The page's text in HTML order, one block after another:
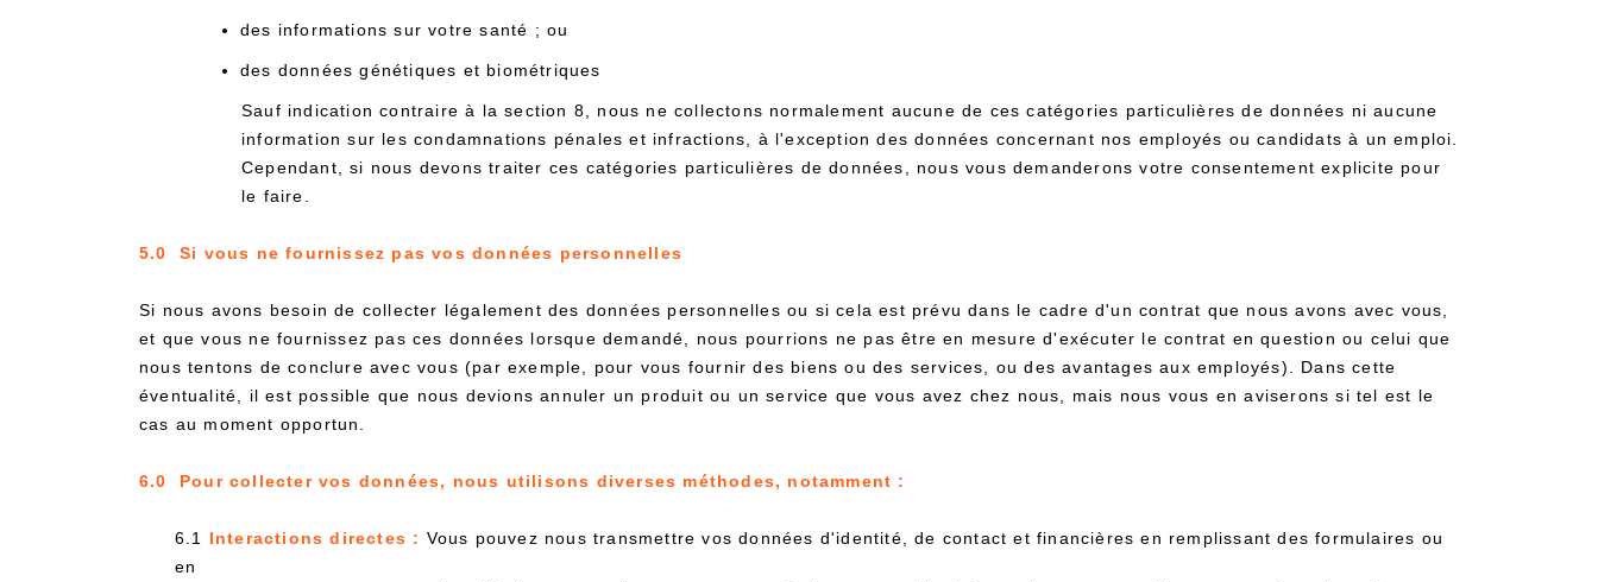
des informations sur votre santé ; ou
des données génétiques et biométriques
Sauf indication contraire à la section 8, nous ne collectons normalement aucune de ces catégories particulières de données ni aucune
information sur les condamnations pénales et infractions, à l'exception des données concernant nos employés ou candidats à un emploi.
Cependant, si nous devons traiter ces catégories particulières de données, nous vous demanderons votre consentement explicite pour
le faire.
5.0 Si vous ne fournissez pas vos données personnelles
Si nous avons besoin de collecter légalement des données personnelles ou si cela est prévu dans le cadre d'un contrat que nous avons avec vous,
et que vous ne fournissez pas ces données lorsque demandé, nous pourrions ne pas être en mesure d'exécuter le contrat en question ou celui que
nous tentons de conclure avec vous (par exemple, pour vous fournir des biens ou des services, ou des avantages aux employés). Dans cette
éventualité, il est possible que nous devions annuler un produit ou un service que vous avez chez nous, mais nous vous en aviserons si tel est le
cas au moment opportun.
6.0 Pour collecter vos données, nous utilisons diverses méthodes, notamment :
6.1 Interactions directes : Vous pouvez nous transmettre vos données d'identité, de contact et financières en remplissant des formulaires ou
en